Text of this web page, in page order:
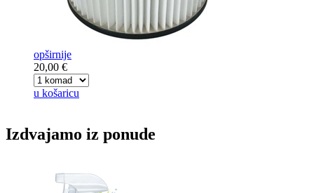
opširnije
20,00 €
u košaricu
Izdvajamo iz ponude